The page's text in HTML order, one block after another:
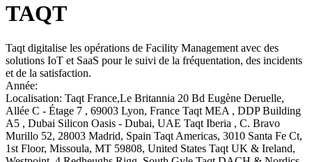
TAQT
Taqt digitalise les opérations de Facility Management avec des
solutions IoT et SaaS pour le suivi de la fréquentation, des incidents
et de la satisfaction.
Année:
Localisation: Taqt France,Le Britannia 20 Bd Eugène Deruelle,
Allée C - Étage 7 , 69003 Lyon, France Taqt MEA , DDP Building
A5 , Dubai Silicon Oasis - Dubai, UAE Taqt Iberia , C. Bravo
Murillo 52, 28003 Madrid, Spain Taqt Americas, 3010 Santa Fe Ct,
1st Floor, Missoula, MT 59808, United States Taqt UK & Ireland,